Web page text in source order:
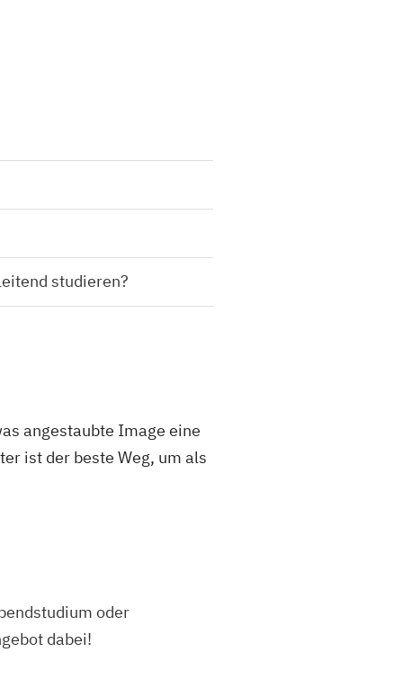
studieren?
angestaubte Image eine
ist der beste Weg, um als
oder
dabei!